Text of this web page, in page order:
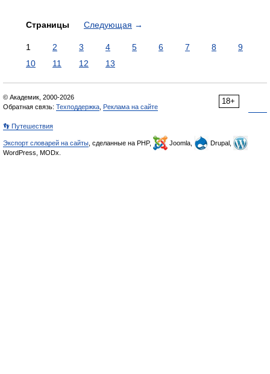
Страницы Следующая →
1 2 3 4 5 6 7 8
9
10
11 12 13
18+
© Академик, 2000-2026
Обратная связь: Техподдержка Реклама на сайте
👣 Путешествия
Экспорт словарей на сайты , сделанные на PHP, Joomla,
Drupal,
WordPress, MODx.